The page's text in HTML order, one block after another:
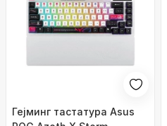
Гејминг тастатура Asus